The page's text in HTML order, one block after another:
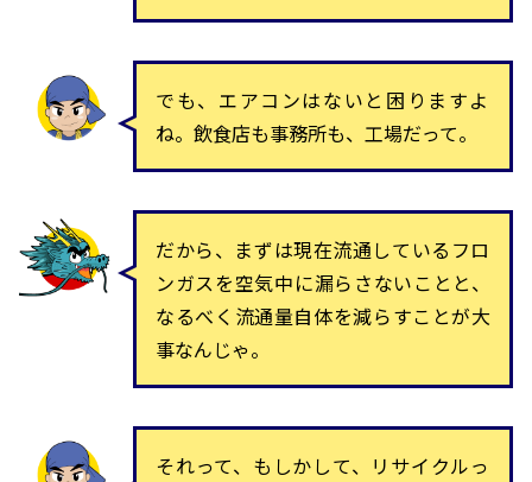
でも、エアコンはないと困りますよ
ね。飲食店も事務所も、工場だって。
だから、まずは現在流通しているフロ
ンガスを空気中に漏らさないことと、
なるべく流通量自体を減らすことが大
事なんじゃ。
それって、もしかして、リサイクルっ